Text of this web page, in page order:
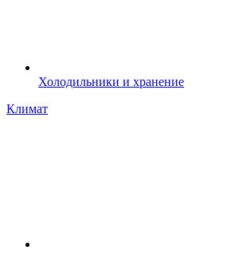
Холодильники и хранение
Климат